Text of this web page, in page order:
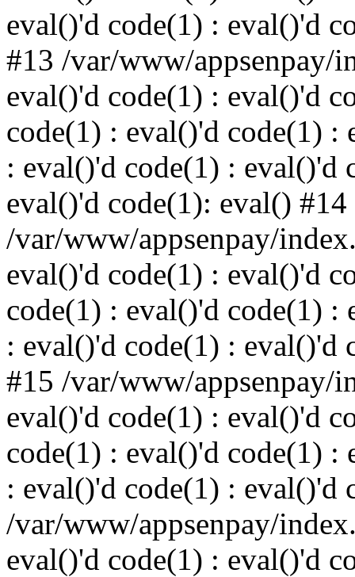
eval()'d code(1) : eval()'d
#13 /var/www/appsenpay/
eval()'d code(1) : eval()'d
code(1) : eval()'d code(1) :
: eval()'d code(1) : eval()'d
eval()'d code(1): eval() #14
/var/www/appsenpay/
eval()'d code(1) : eval()'d
code(1) : eval()'d code(1) :
: eval()'d code(1) : eval()'d
#15 /var/www/appsenpay/
eval()'d code(1) : eval()'d
code(1) : eval()'d code(1) :
: eval()'d code(1) : eval()'d
/var/www/appsenpay/
eval()'d code(1) : eval()'d